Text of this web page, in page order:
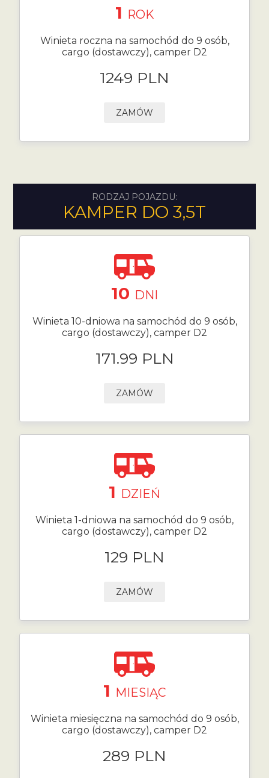
1 ROK
Winieta roczna na samochód do 9 osób,
cargo (dostawczy), camper D2
1249 PLN
ZAMÓW
RODZAJ POJAZDU:
KAMPER DO 3,5T
10 DNI
Winieta 10-dniowa na samochód do 9 osób,
cargo (dostawczy), camper D2
171.99 PLN
ZAMÓW
1 DZIEŃ
Winieta 1-dniowa na samochód do 9 osób,
cargo (dostawczy), camper D2
129 PLN
ZAMÓW
1 MIESIĄC
Winieta miesięczna na samochód do 9 osób,
cargo (dostawczy), camper D2
289 PLN